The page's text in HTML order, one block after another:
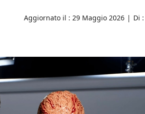
Aggiornato il : 29 Maggio 2026 | Di :